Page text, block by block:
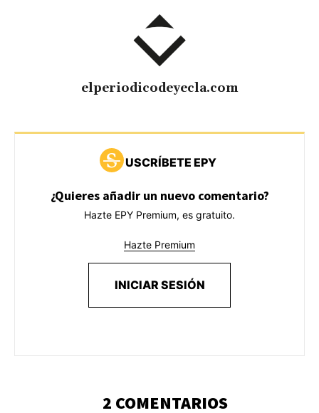
elperiodicodeyecla.com
USCRÍBETE EPY
¿Quieres añadir un nuevo comentario?
Hazte EPY Premium, es gratuito.
Hazte Premium
INICIAR SESIÓN
2 COMENTARIOS